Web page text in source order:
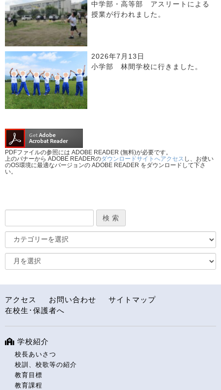
中学部・高等部 アスリートによる
授業が行われました。
2026年7月13日
小学部 林間学校に行きました。
PDFファイルの参照には ADOBE READER (無料)が必要です。
上のバナーから ADOBE READERのダウンロードサイトへアクセス し、お使い
のOS環境に最適なバージョンの ADOBE READER をダウンロードして下さ
い。
アクセス お問い合わせ
サイトマップ
在校生･保護者へ
学校紹介
校長あいさつ
校訓、校歌等の紹介
教育目標
教育課程